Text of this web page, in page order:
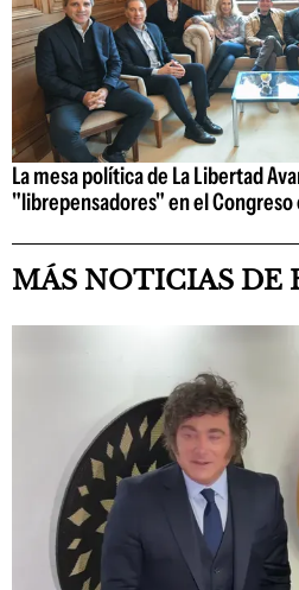
La mesa política de La Libertad
"librepensadores" en el
MÁS NOTICIAS DE